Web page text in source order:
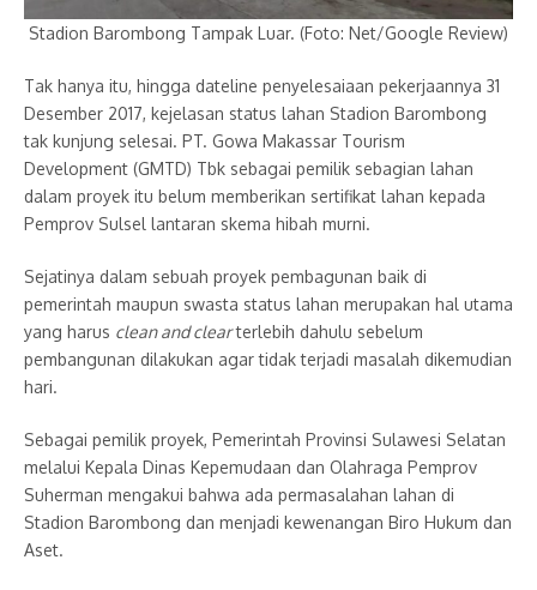
Stadion Barombong Tampak Luar. (Foto: Net/Google Review)
Tak hanya itu, hingga dateline penyelesaiaan pekerjaannya 31
Desember 2017, kejelasan status lahan Stadion Barombong
tak kunjung selesai. PT. Gowa Makassar Tourism
Development (GMTD) Tbk sebagai pemilik sebagian lahan
dalam proyek itu belum memberikan sertifikat lahan kepada
Pemprov Sulsel lantaran skema hibah murni.
Sejatinya dalam sebuah proyek pembagunan baik di
pemerintah maupun swasta status lahan merupakan hal utama
yang harus clean and clearterlebih dahulu sebelum
pembangunan dilakukan agar tidak terjadi masalah dikemudian
hari.
Sebagai pemilik proyek, Pemerintah Provinsi Sulawesi Selatan
melalui Kepala Dinas Kepemudaan dan Olahraga Pemprov
Suherman mengakui bahwa ada permasalahan lahan di
Stadion Barombong dan menjadi kewenangan Biro Hukum dan
Aset.